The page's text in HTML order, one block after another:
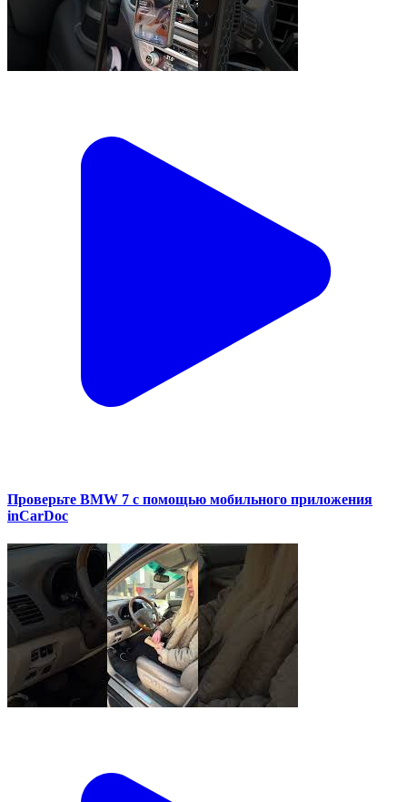
Проверьте BMW 7 с помощью мобильного приложения
inCarDoc